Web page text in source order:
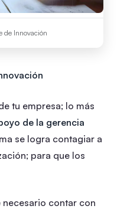
de Innovación
tu empresa; lo más
de la gerencia
se logra contagiar a
para que los
necesario contar con